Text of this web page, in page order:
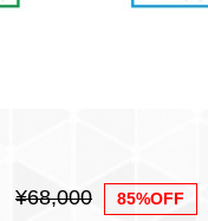
¥68,000 85%OFF